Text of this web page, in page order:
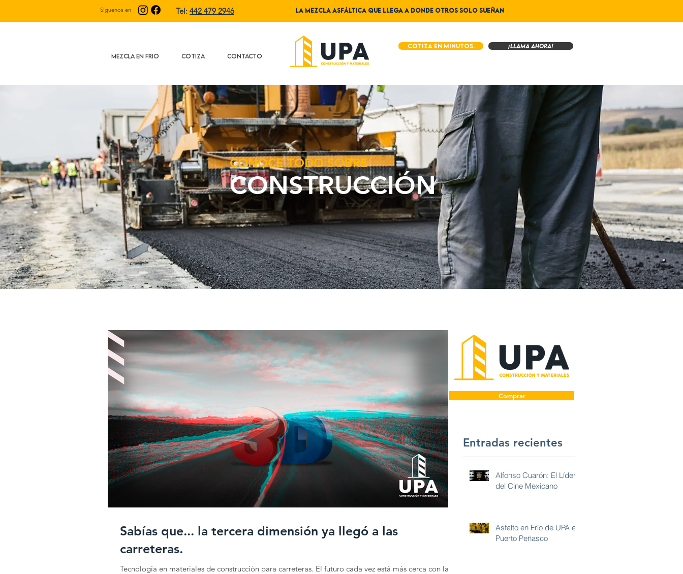
Síguenos en Tel: 442 479 2946 LA MEZCLA ASFÁLTICA QUE LLEGA A DONDE OTROS SOLO SUEÑAN
MEZCLA EN FRIO COTIZA CONTACTO
Cotiza en minutos. ¡Llama ahora!
CONOCE TODO SOBRE
CONSTRUCCIÓN
Sabías que... la tercera dimensión ya llegó a las
carreteras.
Tecnología en materiales de construcción para carreteras. El futuro cada vez está más cerca con la
Comprar
Entradas recientes
Alfonso Cuarón: El Líder
del Cine Mexicano
Asfalto en Frío de UPA en
Puerto Peñasco